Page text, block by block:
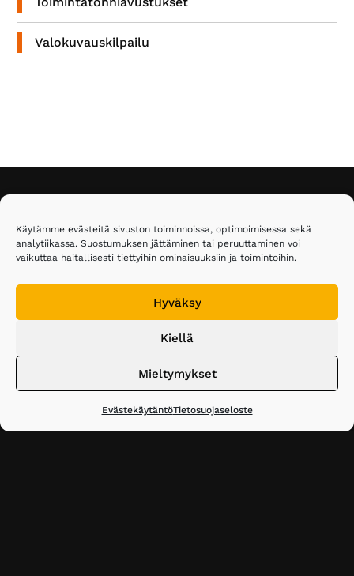
Käytämme evästeitä sivuston toiminnoissa, optimoimisessa sekä
analytiikassa. Suostumuksen jättäminen tai peruuttaminen voi
vaikuttaa haitallisesti tiettyihin ominaisuuksiin ja toimintoihin.
Hyväksy
Kiellä
Mieltymykset
EvästekäytäntöTietosuojaseloste
Valokuvauskilpailu
Eläkeläiset ry
Malmin kauppatie 26
Puh. 020 743 3610
elakelaiset@elakelaiset.fi
Seuraa meitä sosiaalisessa mediassa:
Facebook InstagramBluesky
Liity jäseneksi